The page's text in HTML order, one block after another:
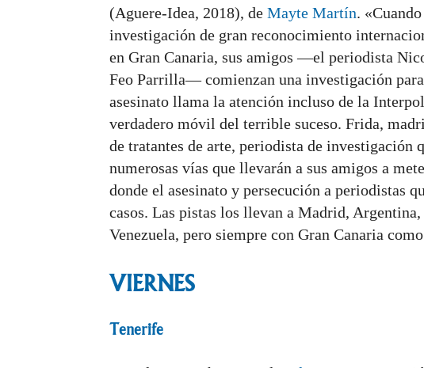
(Aguere-Idea, 2018), de Mayte Martín.
investigación de gran reconocimiento
en Gran Canaria, sus amigos —el periodista
Feo Parrilla— comienzan una investigación
asesinato llama la atención incluso de la
verdadero móvil del terrible suceso. Frida,
de tratantes de arte, periodista de
numerosas vías que llevarán a sus amigos a
donde el asesinato y persecución a periodistas
casos. Las pistas los llevan a Madrid,
Venezuela, pero siempre con Gran Canaria
VIERNES
Tenerife